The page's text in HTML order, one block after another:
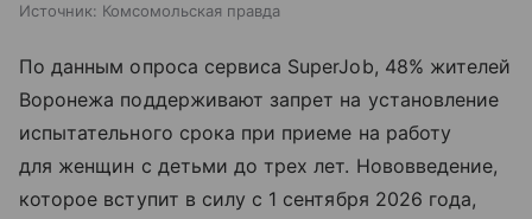
Источник: Комсомольская правда
По данным опроса сервиса SuperJob, 48% жителей
Воронежа поддерживают запрет на установление
испытательного срока при приеме на работу
для женщин с детьми до трех лет. Нововведение,
которое вступит в силу с 1 сентября 2026 года,